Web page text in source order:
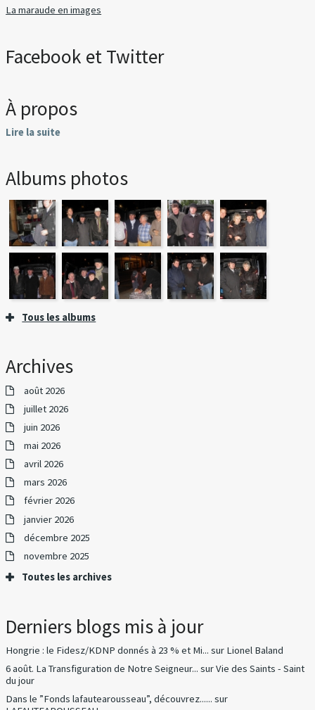
La maraude en images
Facebook et Twitter
À propos
Lire la suite
Albums photos
Tous les albums
Archives
août 2026
juillet 2026
juin 2026
mai 2026
avril 2026
mars 2026
février 2026
janvier 2026
décembre 2025
novembre 2025
Toutes les archives
Derniers blogs mis à jour
Hongrie : le Fidesz/KDNP donnés à 23 % et Mi... sur Lionel Baland
6 août. La Transfiguration de Notre Seigneur... surVie des Saints - Saint
du jour
Dans le ”Fonds lafautearousseau”, découvrez...... sur